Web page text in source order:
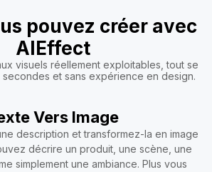
pouvez créer avec
AIEffect
visuels réellement exploitables, tout se
et sans expérience en design.
Vers Image
description et transformez-la en image
décrire un produit, une scène, une
simplement une ambiance. Plus vous